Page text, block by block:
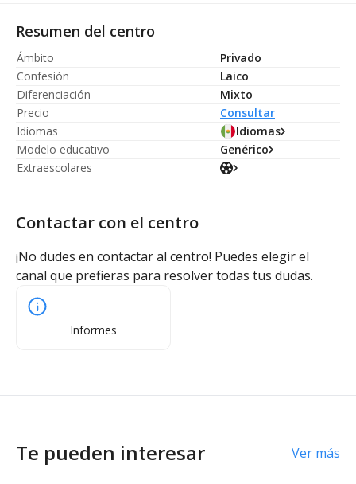
Resumen del centro
Ámbito
Privado
Confesión
Laico
Diferenciación
Mixto
Precio
Consultar
Idiomas
Idiomas
Modelo educativo
Genérico
Extraescolares
Contactar con el centro
¡No dudes en contactar al centro! Puedes elegir el
canal que prefieras para resolver todas tus dudas.
Informes
Te pueden interesar Ver más